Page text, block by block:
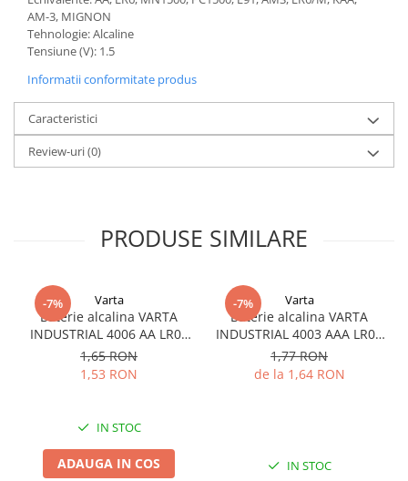
AGM
Li-Ion
SLA AGM (Sealed Lead Acid)
Deep Cycle - Tractiune/Semi-
Marine & Caravan
APC
Redresoare, incarcatoare si testere
stationare
Surse UPS
UPS pentru centrale termice si
sisteme de urgenta - acumulator
UPS Calculatoare si Servere
PDUs unitati de distributie a
AM-3, MIGNON
Tehnologie: Alcaline
Tensiune (V): 1.5
Informatii conformitate produs
Caracteristici
Review-uri(0)
PRODUSE SIMILARE
-7% Varta
Baterie alcalina VARTA
INDUSTRIAL 4006 AA LR06
1.5V bulk
1,65 RON
1,53 RON
IN STOC
ADAUGA IN COS
-7% Varta
Baterie alcalina VARTA
INDUSTRIAL 4003 AAA LR03
1.5V
1,77 RON
de la 1,64 RON
IN STOC